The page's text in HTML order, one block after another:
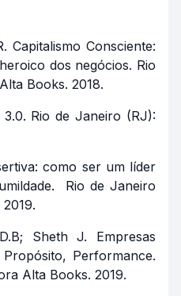
Capitalismo Consciente:
dos negócios. Rio
Books. 2018.
Rio de Janeiro (RJ):
como ser um líder
Rio de Janeiro
Sheth J. Empresas
Performance.
Alta Books. 2019.